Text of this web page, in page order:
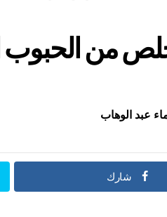
من الحبوب
عبد الوهاب
شارك